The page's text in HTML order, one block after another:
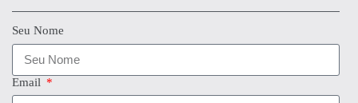
Seu Nome
Email